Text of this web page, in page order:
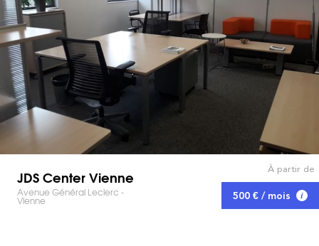
JDS Center Vienne
Avenue Général Leclerc -
Vienne
À partir de
500 € / mois